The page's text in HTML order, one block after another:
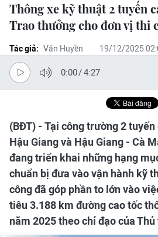
Thông xe kỹ thuật 2 tuyến
Trao thưởng cho đơn vị thi
Tác giả: Văn Huyền 19/12/2025
0:00/4:27
(BĐT) - Tại công trường 2 tuyến
Hậu Giang và Hậu Giang - Cà
đang triển khai những hạng
chuẩn bị đưa vào vận hành kỹ
công đã góp phần to lớn vào
tiêu 3.188 km đường cao tốc
năm 2025 theo chỉ đạo của